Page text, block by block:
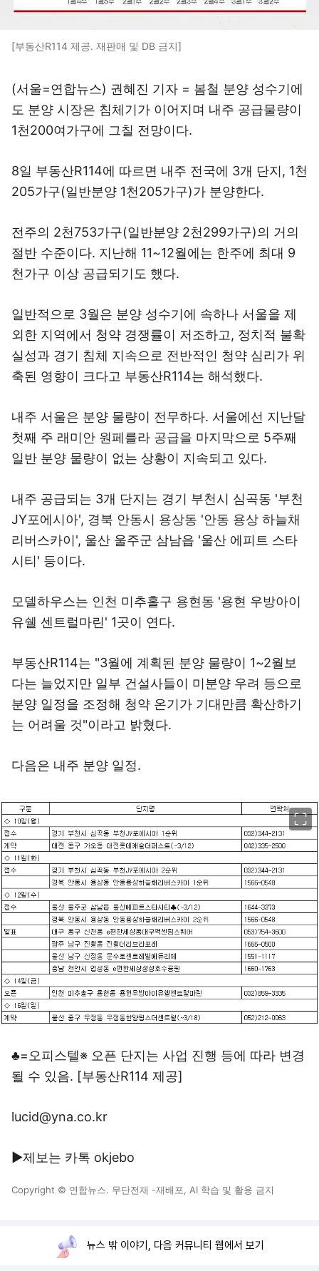
[부동산R114 제공. 재판매 및 DB 금지]
(서울=연합뉴스) 권혜진 기자 = 봄철 분양 성수기에
도 분양 시장은 침체기가 이어지며 내주 공급물량이
1천200여가구에 그칠 전망이다.
8일 부동산R114에 따르면 내주 전국에 3개 단지, 1천
205가구(일반분양 1천205가구)가 분양한다.
전주의 2천753가구(일반분양 2천299가구)의 거의
절반 수준이다. 지난해 11~12월에는 한주에 최대 9
천가구 이상 공급되기도 했다.
일반적으로 3월은 분양 성수기에 속하나 서울을 제
외한 지역에서 청약 경쟁률이 저조하고, 정치적 불확
실성과 경기 침체 지속으로 전반적인 청약 심리가 위
축된 영향이 크다고 부동산R114는 해석했다.
내주 서울은 분양 물량이 전무하다. 서울에선 지난달
첫째 주 래미안 원페를라 공급을 마지막으로 5주째
일반 분양 물량이 없는 상황이 지속되고 있다.
내주 공급되는 3개 단지는 경기 부천시 심곡동 '부천
JY포에시아', 경북 안동시 용상동 '안동 용상 하늘채
리버스카이', 울산 울주군 삼남읍 '울산 에피트 스타
시티' 등이다.
모델하우스는 인천 미추홀구 용현동 '용현 우방아이
유쉘 센트럴마린' 1곳이 연다.
부동산R114는 "3월에 계획된 분양 물량이 1~2월보
다는 늘었지만 일부 건설사들이 미분양 우려 등으로
분양 일정을 조정해 청약 온기가 기대만큼 확산하기
는 어려울 것"이라고 밝혔다.
다음은 내주 분양 일정.
♣=오피스텔※ 오픈 단지는 사업 진행 등에 따라 변경
될 수 있음. [부동산R114 제공]
lucid@yna.co.kr
▶제보는 카톡 okjebo
Copyright © 연합뉴스. 무단전재 -재배포, AI 학습 및 활용 금지
뉴스 밖 이야기, 다음 커뮤니티 웹에서 보기